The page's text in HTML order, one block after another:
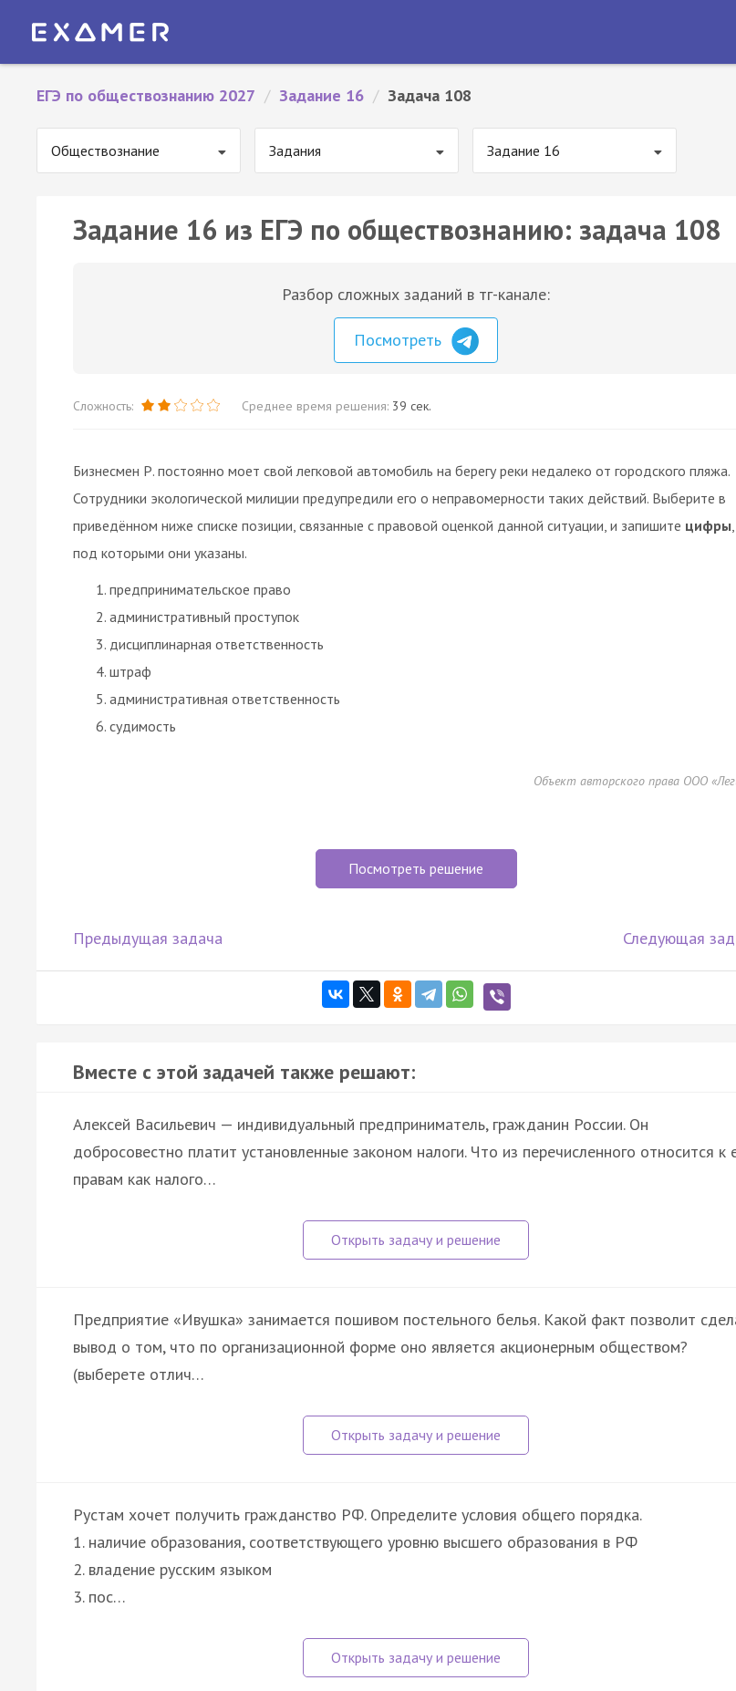
ЕГЭ по обществознанию 2027 / Задание 16 / Задача 108
Обществознание Задания Задание 16
Задание 16 из ЕГЭ по обществознанию: задача 108
Разбор сложных заданий в тг-канале:
Посмотреть
Сложность: Среднее время решения: 39 сек.
Бизнесмен Р. постоянно моет свой легковой автомобиль на берегу реки недалеко от городского пляжа.
Сотрудники экологической милиции предупредили его о неправомерности таких действий. Выберите в
приведённом ниже списке позиции, связанные с правовой оценкой данной ситуации, и запишите цифры
под которыми они указаны.
предпринимательское право
административный проступок
дисциплинарная ответственность
штраф
административная ответственность
судимость
Объект авторского права ООО
Посмотреть решение
Предыдущая задача Следующая
Вместе с этой задачей также решают:
Алексей Васильевич — индивидуальный предприниматель, гражданин России. Он
добросовестно платит установленные законом налоги. Что из перечисленного относится к
правам как налого…
Предприятие «Ивушка» занимается пошивом постельного белья. Какой факт позволит
вывод о том, что по организационной форме оно является акционерным обществом?
(выберете отлич…
Рустам хочет получить гражданство РФ. Определите условия общего порядка.
1. наличие образования, соответствующего уровню высшего образования в РФ
2. владение русским языком
3. пос…